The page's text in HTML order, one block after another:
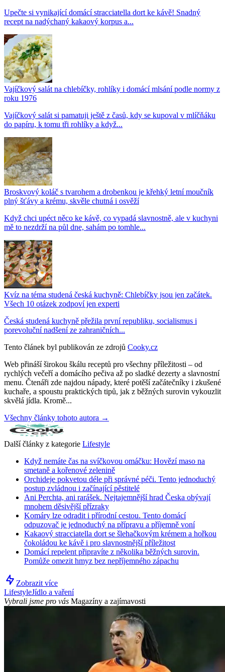
Upečte si vynikající domácí stracciatella dort ke kávě! Snadný
recept na nadýchaný kakaový korpus a...
Vajíčkový salát na chlebíčky, rohlíky i domácí mlsání podle normy z
roku 1976
Vajíčkový salát si pamatuji ještě z časů, kdy se kupoval v mlíčňáku
do papíru, k tomu tři rohlíky a když...
Broskvový koláč s tvarohem a drobenkou je křehký letní moučník
plný šťávy a krému, skvěle chutná i osvěží
Když chci upéct něco ke kávě, co vypadá slavnostně, ale v kuchyni
mě to nezdrží na půl dne, sahám po tomhle...
Kvíz na téma studená česká kuchyně: Chlebíčky jsou jen začátek.
Všech 10 otázek zodpoví jen experti
Česká studená kuchyně přežila první republiku, socialismus i
porevoluční nadšení ze zahraničních...
Tento článek byl publikován ze zdrojů Cooky.cz
Web přináší širokou škálu receptů pro všechny příležitosti – od
rychlých večeří a domácího pečiva až po sladké dezerty a slavnostní
menu. Čtenáři zde najdou nápady, které potěší začátečníky i zkušené
kuchaře, a spoustu praktických tipů, jak z běžných surovin vykouzlit
skvělá jídla. Kromě...
Všechny články tohoto autora →
Další články z kategorie Lifestyle
Když nemáte čas na svíčkovou omáčku: Hovězí maso na
smetaně a kořenové zelenině
Orchideje pokvetou déle při správné péči. Tento jednoduchý
postup zvládnou i začínající pěstitelé
Ani Perchta, ani rarášek. Nejtajemnější hrad Česka obývají
mnohem děsivější přízraky
Komáry lze odradit i přírodní cestou. Tento domácí
odpuzovač je jednoduchý na přípravu a příjemně voní
Kakaový stracciatella dort se šlehačkovým krémem a hořkou
čokoládou ke kávě i pro slavnostnější příležitost
Domácí repelent připravíte z několika běžných surovin.
Pomůže omezit hmyz bez nepříjemného zápachu
Zobrazit více
LifestyleJídlo a vaření
Vybrali jsme pro vás Magazíny a zajímavosti